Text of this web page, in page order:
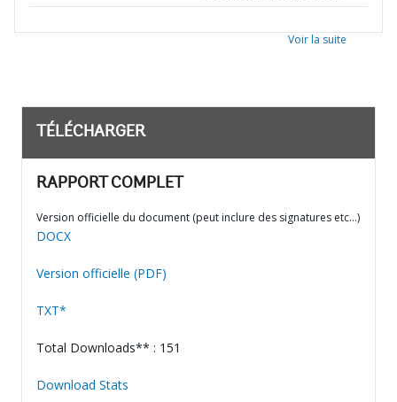
Voir la suite
TÉLÉCHARGER
RAPPORT COMPLET
Version officielle du document (peut inclure des signatures etc…)
DOCX
Version officielle (PDF)
TXT*
Total Downloads** : 151
Download Stats